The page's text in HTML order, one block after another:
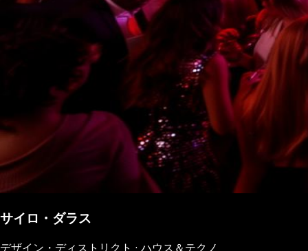
サイロ・ダラス
デザイン・ディストリクト · ハウス＆テクノ